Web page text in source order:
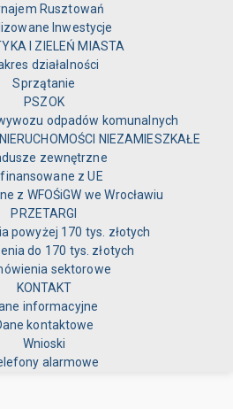
Rusztowań
Inwestycje
I ZIELEŃ MIASTA
działalności
Sprzątanie
PSZOK
odpadów komunalnych
NIEZAMIESZKAŁE
zewnętrzne
z UE
z WFOŚiGW we Wrocławiu
PRZETARGI
powyżej 170 tys. złotych
do 170 tys. złotych
sektorowe
KONTAKT
informacyjne
kontaktowe
Wnioski
alarmowe